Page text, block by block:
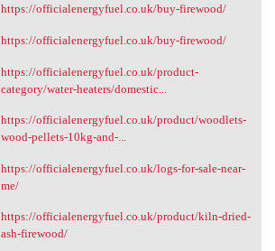
https://officialenergyfuel.co.uk/buy-firewood/
https://officialenergyfuel.co.uk/buy-firewood/
https://officialenergyfuel.co.uk/product-
category/water-heaters/domestic...
https://officialenergyfuel.co.uk/product/woodlets-
wood-pellets-10kg-and-...
https://officialenergyfuel.co.uk/logs-for-sale-near-
me/
https://officialenergyfuel.co.uk/product/kiln-dried-
ash-firewood/